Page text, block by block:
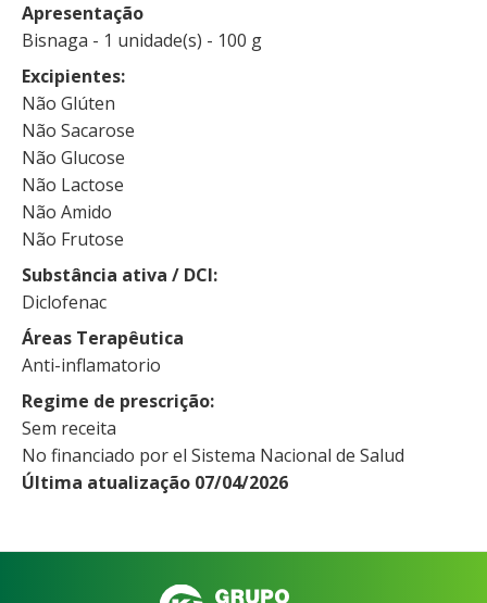
Apresentação
Bisnaga - 1 unidade(s) - 100 g
Excipientes
Não Glúten
Não Sacarose
Não Glucose
Não Lactose
Não Amido
Não Frutose
Substância ativa / DCI
Diclofenac
Áreas Terapêutica
Anti-inflamatorio
Regime de prescrição
Sem receita
No financiado por el Sistema Nacional de Salud
Última atualização 07/04/2026